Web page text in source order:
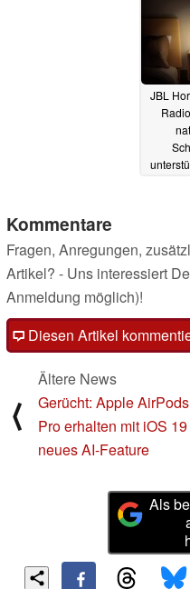
JBL
Kommentare
Fragen, Anregungen,
Artikel? - Uns interessiert
Anmeldung möglich)!
Diesen Artikel
⟨
Ältere News
Gerücht: Apple AirPods
Pro erhalten mit iOS 19
neues AI-Feature
Als